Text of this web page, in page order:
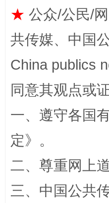
阿坝州三大球赛在茂
★ 公众/公民/
共传媒、中国
China publics
同意其观点或
一、遵守各国
定》。
二、尊重网上
三、中国公共